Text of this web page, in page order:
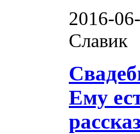
2016-
Славик
Ему